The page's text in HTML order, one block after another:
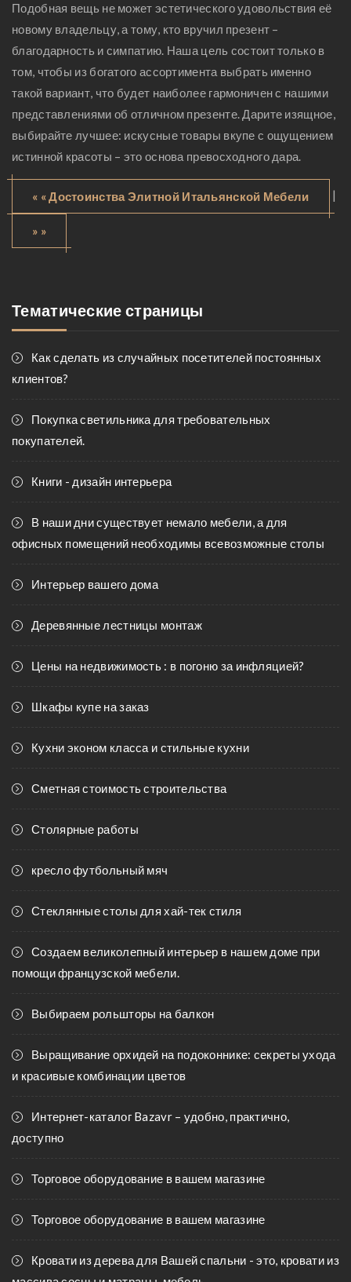
Подобная вещь не может эстетического удовольствия её
новому владельцу, а тому, кто вручил презент –
благодарность и симпатию. Наша цель состоит только в
том, чтобы из богатого ассортимента выбрать именно
такой вариант, что будет наиболее гармоничен с нашими
представлениями об отличном презенте. Дарите изящное,
выбирайте лучшее: искусные товары вкупе с ощущением
истинной красоты – это основа превосходного дара.
« « Достоинства Элитной Итальянской Мебели |
» »
Тематические страницы
Как сделать из случайных посетителей постоянных
клиентов?
Покупка светильника для требовательных
покупателей.
Книги - дизайн интерьера
В наши дни существует немало мебели, а для
офисных помещений необходимы всевозможные столы
Интерьер вашего дома
Деревянные лестницы монтаж
Цены на недвижимость : в погоню за инфляцией?
Шкафы купе на заказ
Кухни эконом класса и стильные кухни
Сметная стоимость строительства
Столярные работы
кресло футбольный мяч
Стеклянные столы для хай-тек стиля
Создаем великолепный интерьер в нашем доме при
помощи французской мебели.
Выбираем рольшторы на балкон
Выращивание орхидей на подоконнике: секреты ухода
и красивые комбинации цветов
Интернет-каталог Bazavr – удобно, практично,
доступно
Торговое оборудование в вашем магазине
Торговое оборудование в вашем магазине
Кровати из дерева для Вашей спальни - это, кровати из